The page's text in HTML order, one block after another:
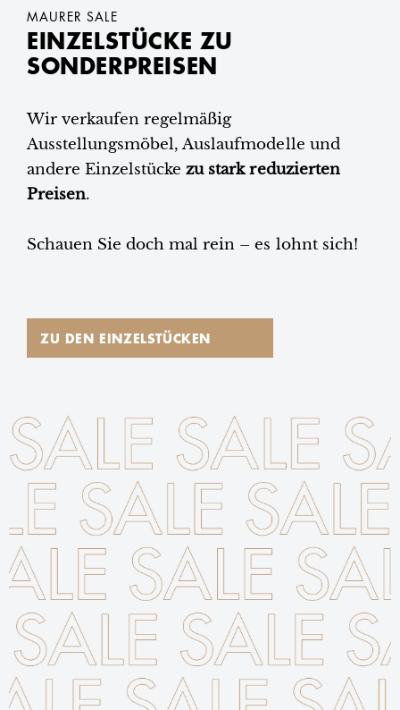
MAURER SALE
EINZELSTÜCKE ZU
SONDERPREISEN
Wir verkaufen regelmäßig
Ausstellungsmöbel, Auslaufmodelle und
andere Einzelstücke zu stark reduzierten
Preisen.
Schauen Sie doch mal rein – es lohnt sich!
ZU DEN EINZELSTÜCKEN